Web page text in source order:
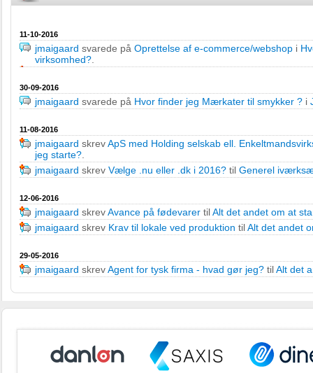
11-10-2016
jmaigaard svarede på Oprettelse af e-commerce/webshop i
virksomhed?
30-09-2016
jmaigaard svarede på Hvor finder jeg Mærkater til smykker ? i
11-08-2016
jmaigaard skrevApS med Holding selskab ell.
jeg starte?
jmaigaard skrev Vælge .nu eller .dk i 2016? til Generel
12-06-2016
jmaigaard skrevAvance på fødevarer tilAlt det andet om at
jmaigaard skrev Krav til lokale ved produktion tilAlt det andet
29-05-2016
jmaigaard skrevAgent for tysk firma - hvad gør jeg? tilAlt det